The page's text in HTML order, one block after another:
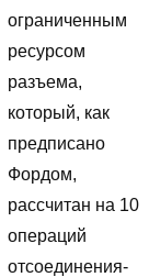
ограниченным
ресурсом
разъема,
который, как
предписано
Фордом,
рассчитан на 10
операций
отсоединения-